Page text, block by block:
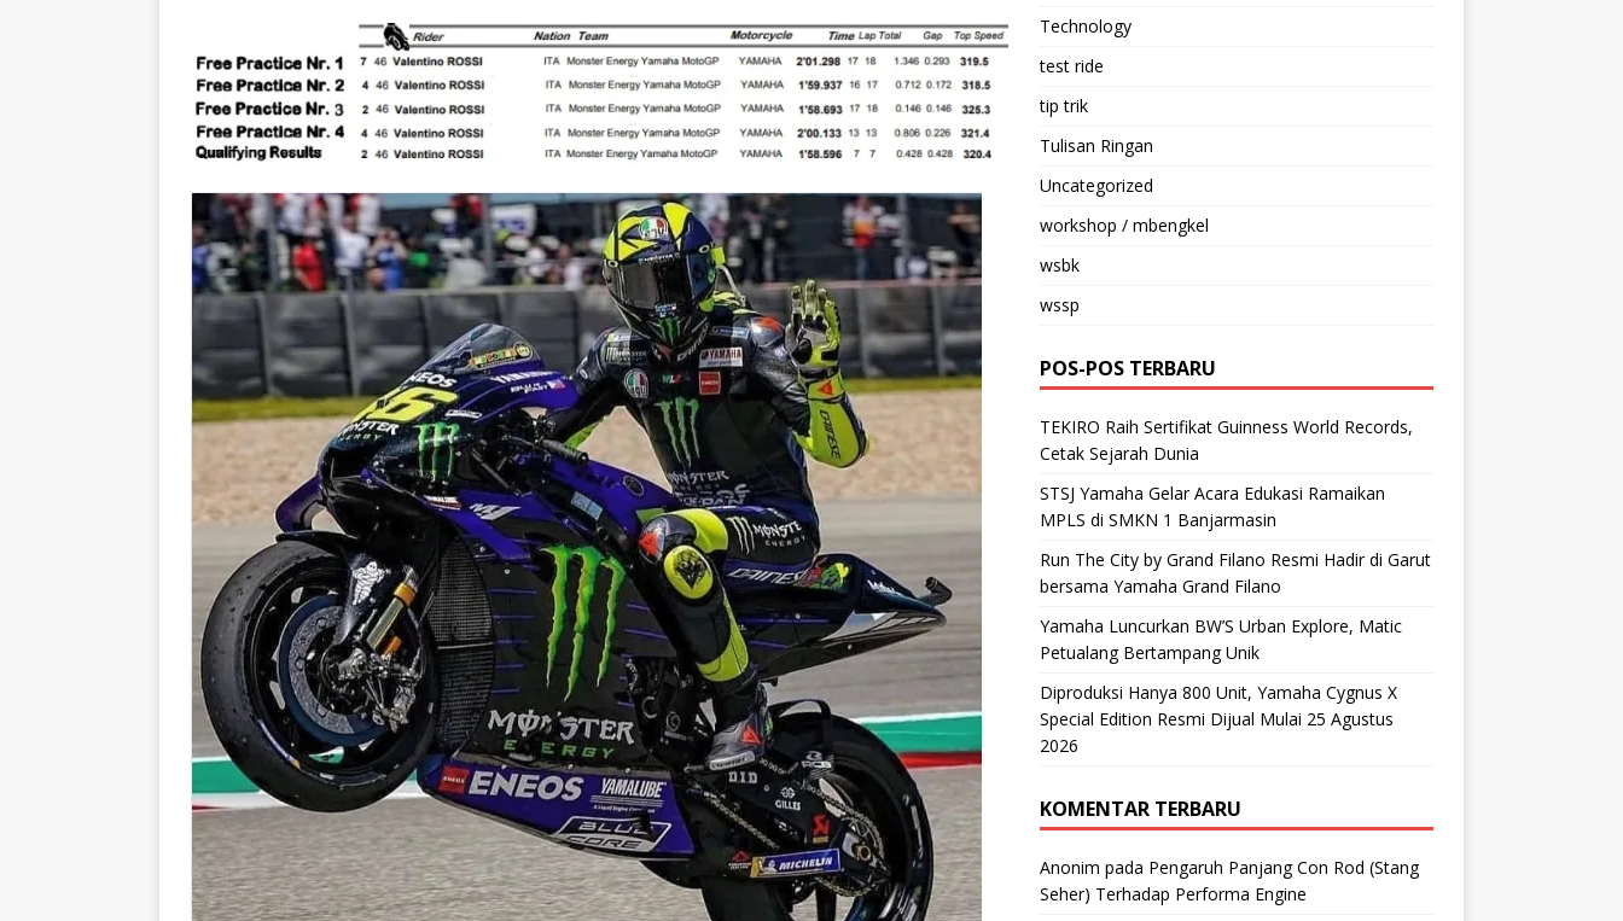
Technology
test ride
tip trik
Tulisan Ringan
Uncategorized
workshop / mbengkel
wsbk
wssp
POS-POS TERBARU
TEKIRO Raih Sertifikat Guinness World Records,
Cetak Sejarah Dunia
STSJ Yamaha Gelar Acara Edukasi Ramaikan
MPLS di SMKN 1 Banjarmasin
Run The City by Grand Filano Resmi Hadir di Garut
bersama Yamaha Grand Filano
Yamaha Luncurkan BW’S Urban Explore, Matic
Petualang Bertampang Unik
Diproduksi Hanya 800 Unit, Yamaha Cygnus X
Special Edition Resmi Dijual Mulai 25 Agustus
2026
KOMENTAR TERBARU
Anonim pada Pengaruh Panjang Con Rod (Stang
Seher) Terhadap Performa Engine